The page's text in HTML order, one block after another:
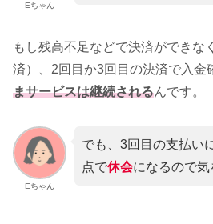
Eちゃん
もし残高不足などで決済ができな
済）、2回目か3回目の決済で入金
まサービスは継続されるんです。
Eちゃん
でも、3回目の支払い
点で休会になるので気